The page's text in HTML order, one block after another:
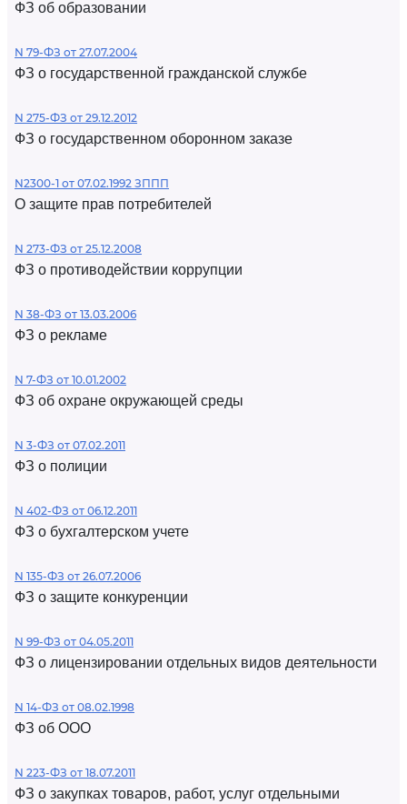
ФЗ об образовании
N 79-ФЗ от 27.07.2004
ФЗ о государственной гражданской службе
N 275-ФЗ от 29.12.2012
ФЗ о государственном оборонном заказе
N2300-1 от 07.02.1992 ЗППП
О защите прав потребителей
N 273-ФЗ от 25.12.2008
ФЗ о противодействии коррупции
N 38-ФЗ от 13.03.2006
ФЗ о рекламе
N 7-ФЗ от 10.01.2002
ФЗ об охране окружающей среды
N 3-ФЗ от 07.02.2011
ФЗ о полиции
N 402-ФЗ от 06.12.2011
ФЗ о бухгалтерском учете
N 135-ФЗ от 26.07.2006
ФЗ о защите конкуренции
N 99-ФЗ от 04.05.2011
ФЗ о лицензировании отдельных видов деятельности
N 14-ФЗ от 08.02.1998
ФЗ об ООО
N 223-ФЗ от 18.07.2011
ФЗ о закупках товаров, работ, услуг отдельными